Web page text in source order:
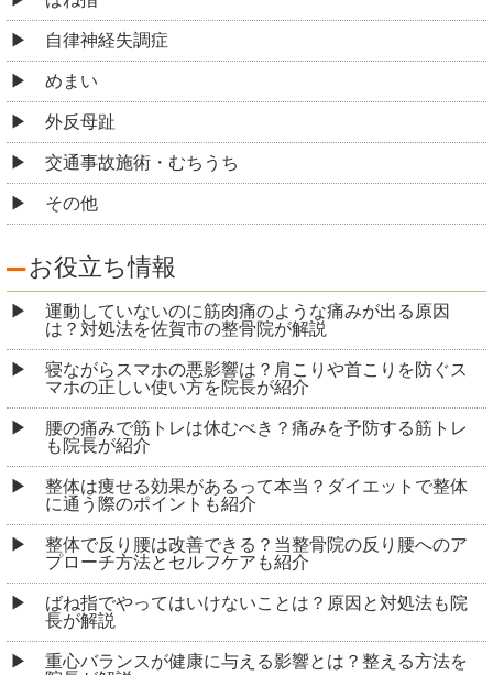
自律神経失調症
めまい
外反母趾
交通事故施術・むちうち
その他
お役立ち情報
運動していないのに筋肉痛のような痛みが出る原因
は？対処法を佐賀市の整骨院が解説
寝ながらスマホの悪影響は？肩こりや首こりを防ぐス
マホの正しい使い方を院長が紹介
腰の痛みで筋トレは休むべき？痛みを予防する筋トレ
も院長が紹介
整体は痩せる効果があるって本当？ダイエットで整体
に通う際のポイントも紹介
整体で反り腰は改善できる？当整骨院の反り腰へのア
プローチ方法とセルフケアも紹介
ばね指でやってはいけないことは？原因と対処法も院
長が解説
重心バランスが健康に与える影響とは？整える方法を